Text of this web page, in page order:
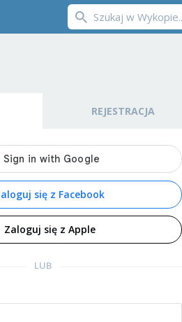
REJESTRACJA
się z Facebook
Zaloguj się z Apple
LUB